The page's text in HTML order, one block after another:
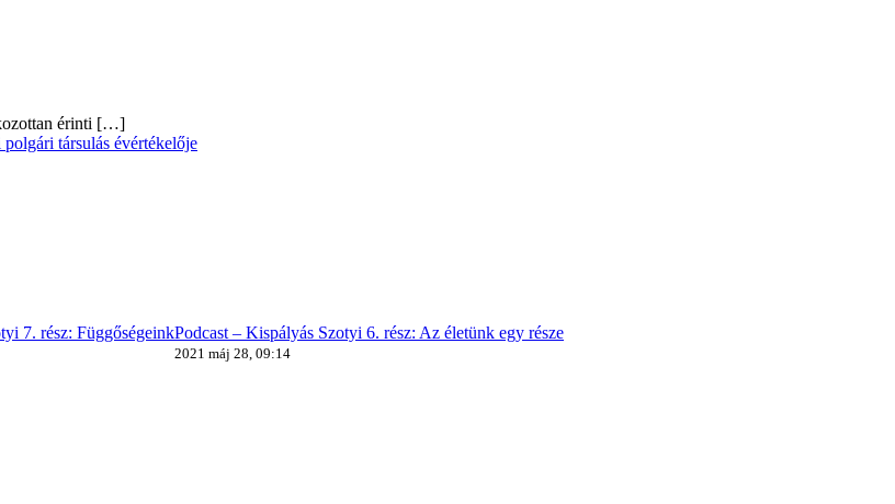
érinti […]
társulás évértékelője
7. rész: FüggőségeinkPodcast – Kispályás Szotyi 6. rész: Az életünk egy része
2021 máj 28, 09:14